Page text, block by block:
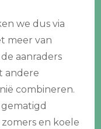
we dus via
meer van
aanraders
andere
combineren.
en koele